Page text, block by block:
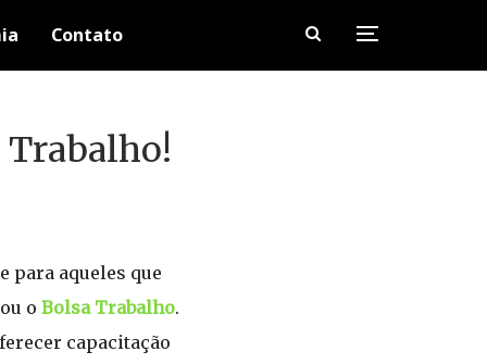
Contato
Trabalho!
para aqueles que
o Bolsa Trabalho.
capacitação